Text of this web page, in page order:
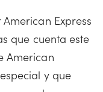
Express
que cuenta este
American
y que